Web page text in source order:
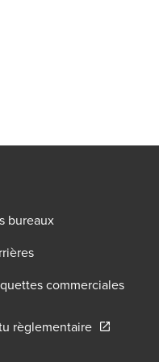
bureaux
commerciales
règlementaireOpens in a